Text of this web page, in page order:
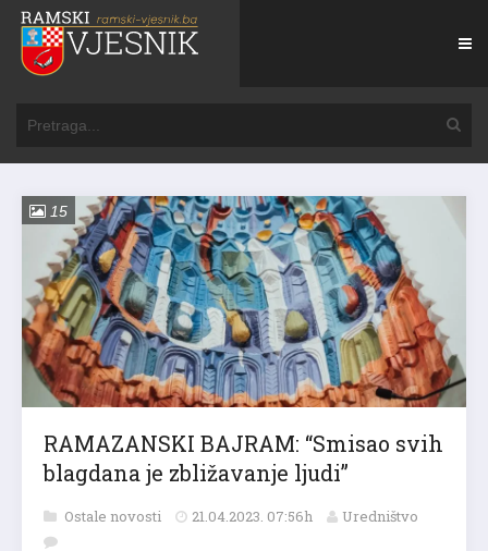
15
RAMAZANSKI BAJRAM: “Smisao svih
blagdana je zbližavanje ljudi”
Ostale novosti 21.04.2023. 07:56h Uredništvo